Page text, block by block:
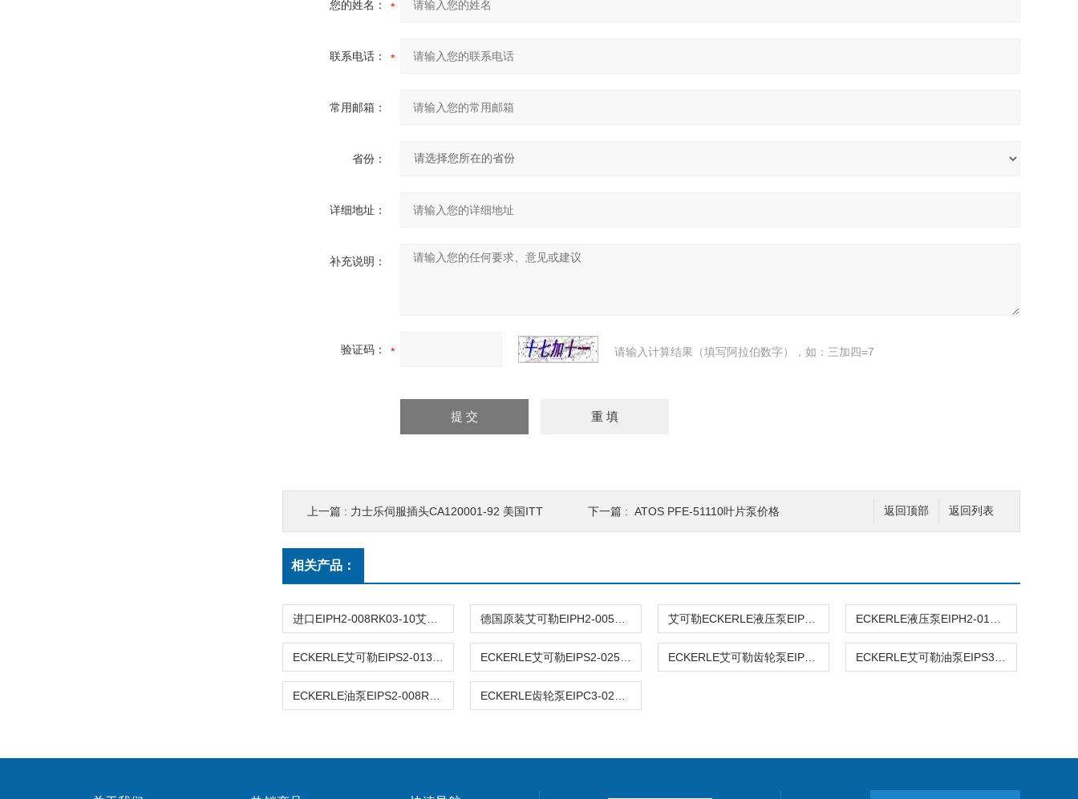
您的姓名：
联系电话：
常用邮箱：
省份：
详细地址：
补充说明：
验证码： 请输入计算结果（填写阿拉伯数字），如：三加四=7
返回列表
返回顶部
上一篇 : 力士乐伺服插头CA120001-92 美国ITT 下一篇 : ATOS PFE-51110叶片泵价格
相关产品：